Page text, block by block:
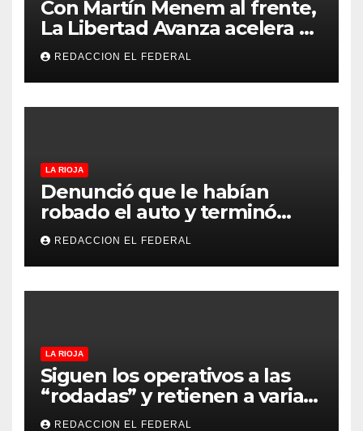
Con Martín Menem al frente,
La Libertad Avanza acelera su
despliegue en La Rioja y
desembarcó en Aimogasta
REDACCION EL FEDERAL
LA RIOJA
Denunció que le habían
robado el auto y terminó
confesando que su hermano
lo empeñó por drogas
REDACCION EL FEDERAL
LA RIOJA
Siguen los operativos a las
“rodadas” y retienen a varias
motocicletas
REDACCION EL FEDERAL